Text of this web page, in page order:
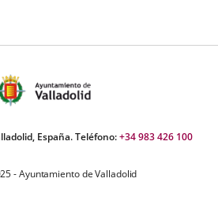
España. Teléfono:+34 983 426 100
- Ayuntamiento de Valladolid